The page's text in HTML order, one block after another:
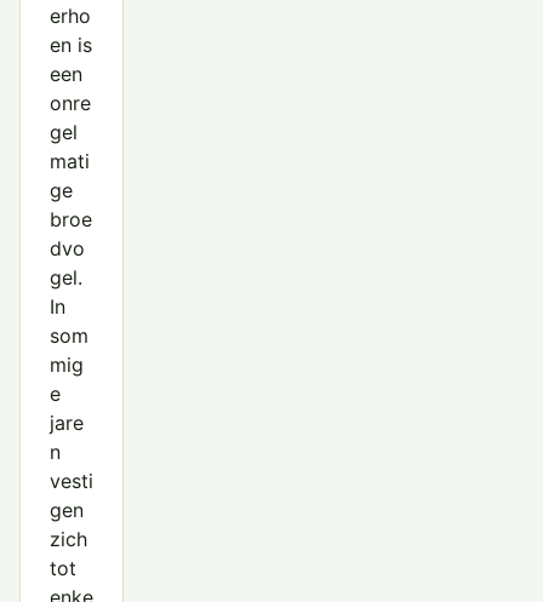
erho
en is
een
onre
gel
mati
ge
broe
dvo
gel.
In
som
mig
e
jare
n
vesti
gen
zich
tot
enke